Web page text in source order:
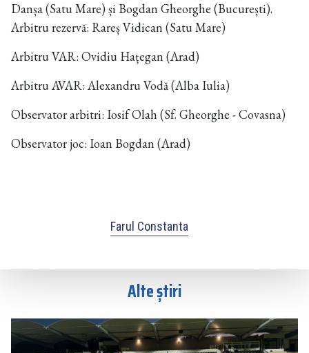
Danșa (Satu Mare) și Bogdan Gheorghe (București).
Arbitru rezervă: Rareș Vidican (Satu Mare)
Arbitru VAR: Ovidiu Hațegan (Arad)
Arbitru AVAR: Alexandru Vodă (Alba Iulia)
Observator arbitri: Iosif Olah (Sf. Gheorghe - Covasna)
Observator joc: Ioan Bogdan (Arad)
Farul Constanta
Alte știri